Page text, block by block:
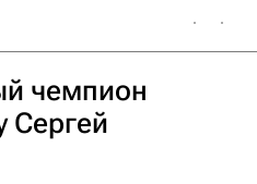
чемпион
Сергей